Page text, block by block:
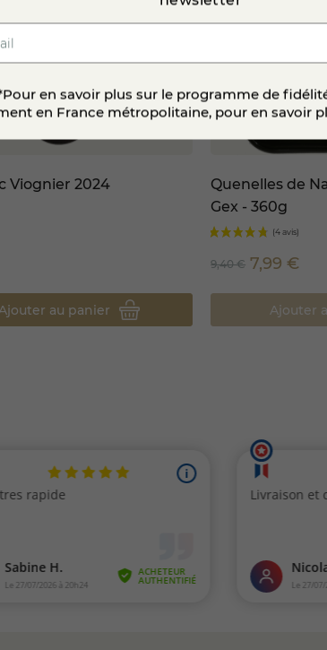
Viognier 2024
Ajouter au panier
Quenelles de
Gex - 360g
9,40 € 7,99 €
Ajouter
en savoir plus sur le programme de
en France métropolitaine, pour en savoir